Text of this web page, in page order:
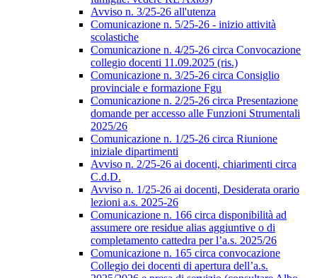
Avviso n. 3/25-26 all'utenza
Comunicazione n. 5/25-26 - inizio attività
scolastiche
Comunicazione n. 4/25-26 circa Convocazione
collegio docenti 11.09.2025 (ris.)
Comunicazione n. 3/25-26 circa Consiglio
provinciale e formazione Fgu
Comunicazione n. 2/25-26 circa Presentazione
domande per accesso alle Funzioni Strumentali
2025/26
Comunicazione n. 1/25-26 circa Riunione
iniziale dipartimenti
Avviso n. 2/25-26 ai docenti, chiarimenti circa
C.d.D.
Avviso n. 1/25-26 ai docenti, Desiderata orario
lezioni a.s. 2025-26
Comunicazione n. 166 circa disponibilità ad
assumere ore residue alias aggiuntive o di
completamento cattedra per l’a.s. 2025/26
Comunicazione n. 165 circa convocazione
Collegio dei docenti di apertura dell’a.s.